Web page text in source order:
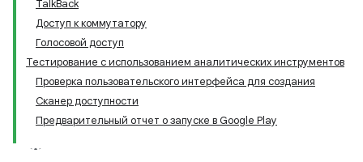
TalkBack
Доступ к коммутатору
Голосовой доступ
Тестирование с использованием аналитических инструментов
Проверка пользовательского интерфейса для создания
Сканер доступности
Предварительный отчет о запуске в Google Play